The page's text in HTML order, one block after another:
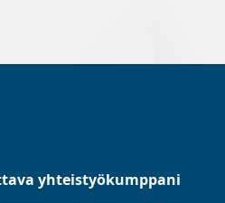
yhteistyökumppani